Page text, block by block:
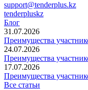
support@tenderplus.kz
tenderpluskz
Блог
31.07.2026
Преимущества
24.07.2026
Преимущества
17.07.2026
Преимущества
Все статьи